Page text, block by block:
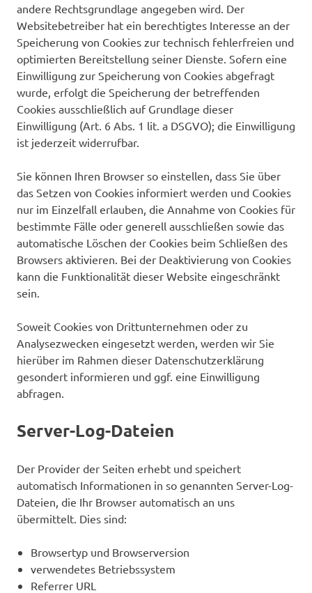
andere Rechtsgrundlage angegeben wird. Der
Websitebetreiber hat ein berechtigtes Interesse an der
Speicherung von Cookies zur technisch fehlerfreien und
optimierten Bereitstellung seiner Dienste. Sofern eine
Einwilligung zur Speicherung von Cookies abgefragt
wurde, erfolgt die Speicherung der betreffenden
Cookies ausschließlich auf Grundlage dieser
Einwilligung (Art. 6 Abs. 1 lit. a DSGVO); die Einwilligung
ist jederzeit widerrufbar.
Sie können Ihren Browser so einstellen, dass Sie über
das Setzen von Cookies informiert werden und Cookies
nur im Einzelfall erlauben, die Annahme von Cookies für
bestimmte Fälle oder generell ausschließen sowie das
automatische Löschen der Cookies beim Schließen des
Browsers aktivieren. Bei der Deaktivierung von Cookies
kann die Funktionalität dieser Website eingeschränkt
sein.
Soweit Cookies von Drittunternehmen oder zu
Analysezwecken eingesetzt werden, werden wir Sie
hierüber im Rahmen dieser Datenschutzerklärung
gesondert informieren und ggf. eine Einwilligung
abfragen.
Server-Log-Dateien
Der Provider der Seiten erhebt und speichert
automatisch Informationen in so genannten Server-Log-
Dateien, die Ihr Browser automatisch an uns
übermittelt. Dies sind:
Browsertyp und Browserversion
verwendetes Betriebssystem
Referrer URL